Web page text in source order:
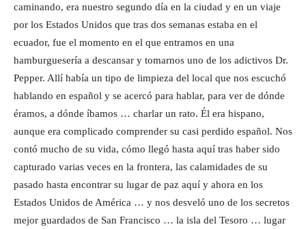
caminando, era nuestro segundo día en la ciudad y en un viaje
por los Estados Unidos que tras dos semanas estaba en el
ecuador, fue el momento en el que entramos en una
hamburguesería a descansar y tomarnos uno de los adictivos Dr.
Pepper. Allí había un tipo de limpieza del local que nos escuchó
hablando en español y se acercó para hablar, para ver de dónde
éramos, a dónde íbamos … charlar un rato. Él era hispano,
aunque era complicado comprender su casi perdido español. Nos
contó mucho de su vida, cómo llegó hasta aquí tras haber sido
capturado varias veces en la frontera, las calamidades de su
pasado hasta encontrar su lugar de paz aquí y ahora en los
Estados Unidos de América … y nos desveló uno de los secretos
mejor guardados de San Francisco … la isla del Tesoro … lugar